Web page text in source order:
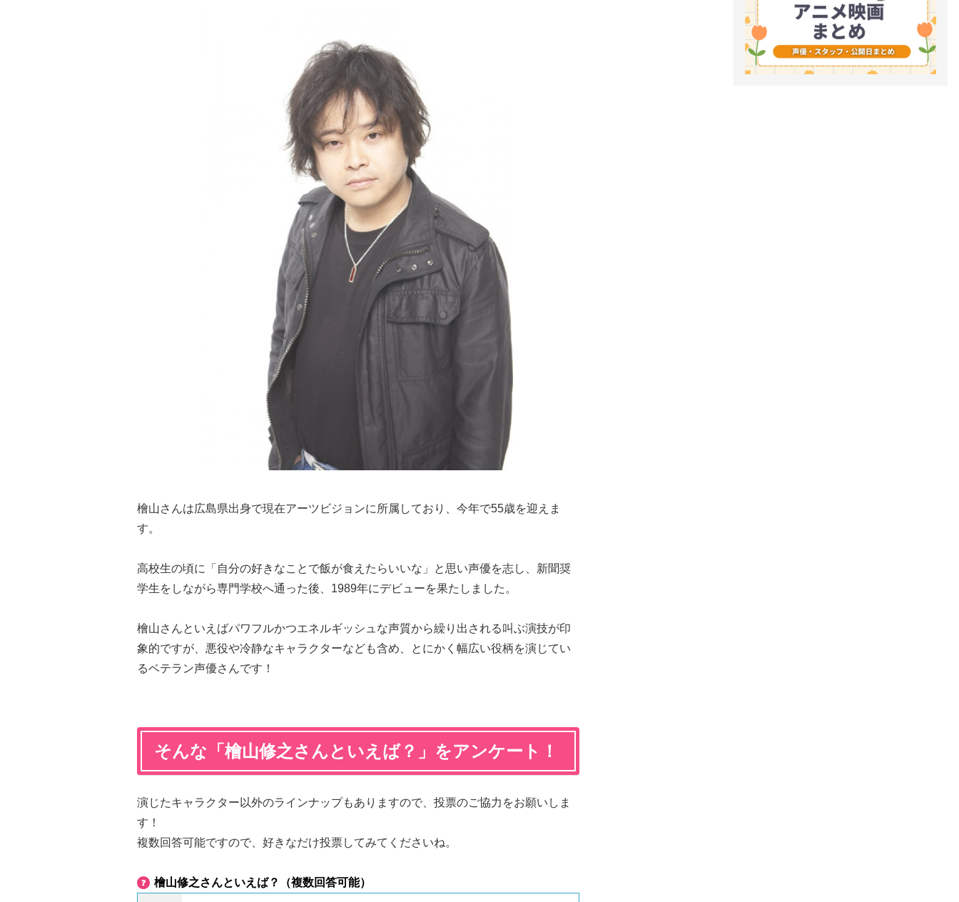
檜山さんは広島県出身で現在アーツビジョンに所属しており、今年で55歳を迎えま
す。
高校生の頃に「自分の好きなことで飯が食えたらいいな」と思い声優を志し、新聞奨
学生をしながら専門学校へ通った後、1989年にデビューを果たしました。
檜山さんといえばパワフルかつエネルギッシュな声質から繰り出される叫ぶ演技が印
象的ですが、悪役や冷静なキャラクターなども含め、とにかく幅広い役柄を演じてい
るベテラン声優さんです！
そんな「檜山修之さんといえば？」をアンケート！
演じたキャラクター以外のラインナップもありますので、投票のご協力をお願いしま
す！
複数回答可能ですので、好きなだけ投票してみてくださいね。
檜山修之さんといえば？（複数回答可能）